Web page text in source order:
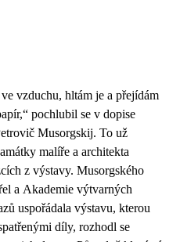
vzduchu, hltám je a přejídám
pochlubil se v dopise
Musorgskij. To už
malíře a architekta
z výstavy. Musorgského
a Akademie výtvarných
uspořádala výstavu, kterou
díly, rozhodl se